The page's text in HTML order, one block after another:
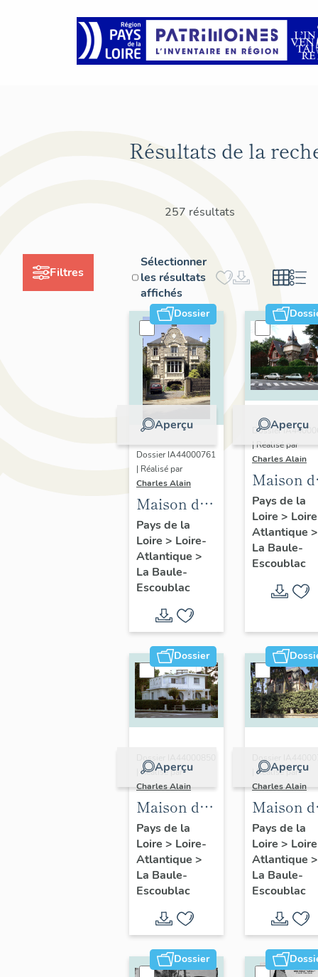
Filtres
Résultats de la
257 résultats
Sélectionner
les résultats
affichés
Dossier
Aperçu
Dossier IA44000761
| Réalisé par
Charles Alain
Maison dite
villa
balnéaire
Fleurs de
Bretagne,
117 avenue
des Lilas
Pays de la
Loire > Loire-
Atlantique >
La Baule-
Escoublac
Aperçu
Dossier
| Réalisé par
Charles Alain
Maison
villa
balnéaire
Symbole,
40 avenue
Pierre-
Percée
Pays de la
Loire >
Atlantique >
La Baule-
Escoublac
Dossier
Aperçu
Dossier IA44000850
| Réalisé par
Charles Alain
Maison dite
villa
balnéaire
Ker
Martine, 1
avenue du
Berry ; 2
avenue de
Lorraine
Pays de la
Loire > Loire-
Atlantique >
La Baule-
Escoublac
Aperçu
Dossier
| Réalisé par
Charles Alain
Maison
villa
balnéaire
Ker
27
de la
Fauvette
Pays de la
Loire >
Atlantique >
La Baule-
Escoublac
Dossier